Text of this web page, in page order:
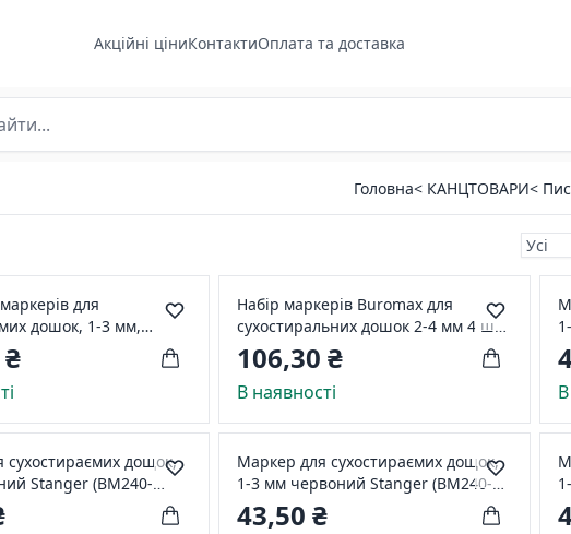
Акційні ціниКонтактиОплата та доставка
Головна< КАНЦТОВАРИ<
для
дошок, 1-3 мм,
321002)
Набір маркерів Buromax для
сухостиральних дошок 2-4 мм 4 шт.
+ Губка (BM.8800-84)
106,30 ₴
В наявності
сухостираємих дощок,
Stanger (BM240-
Маркер для сухостираємих дощок,
1-3 мм червоний Stanger (BM240-
321031)
43,50 ₴